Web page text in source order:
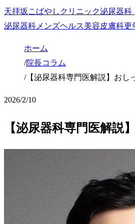
天拝坂こばやしクリニック泌尿器科
泌尿器科 メンズヘルス美容皮膚科更
ホーム
/院長コラム
/【泌尿器科専門医解説】おし
2026/2/10
【泌尿器科専門医解